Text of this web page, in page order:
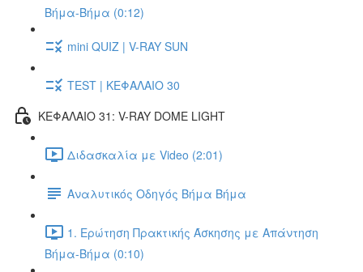
Βήμα-Βήμα (0:12)
mini QUIZ | V-RAY SUN
TEST | ΚΕΦΑΛΑΙΟ 30
ΚΕΦΑΛΑΙΟ 31: V-RAY DOME LIGHT
Διδασκαλία με Video (2:01)
Αναλυτικός Οδηγός Βήμα Βήμα
1. Ερώτηση Πρακτικής Άσκησης με Απάντηση
Βήμα-Βήμα (0:10)